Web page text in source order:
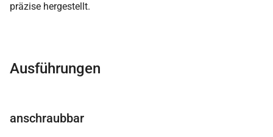
präzise hergestellt.
Ausführungen
anschraubbar